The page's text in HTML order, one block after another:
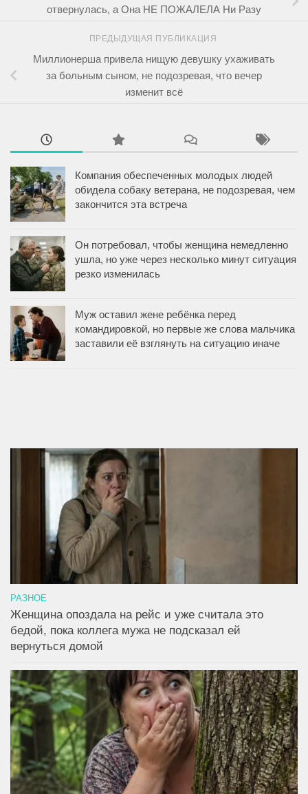
отвернулась, а Она НЕ ПОЖАЛЕЛА Ни Разу
ПРЕДЫДУЩАЯ ПУБЛИКАЦИЯ
Миллионерша привела нищую девушку ухаживать
за больным сыном, не подозревая, что вечер
изменит всё
Компания обеспеченных молодых людей
обидела собаку ветерана, не подозревая, чем
закончится эта встреча
Он потребовал, чтобы женщина немедленно
ушла, но уже через несколько минут ситуация
резко изменилась
Муж оставил жене ребёнка перед
командировкой, но первые же слова мальчика
заставили её взглянуть на ситуацию иначе
РАЗНОЕ
Женщина опоздала на рейс и уже считала это
бедой, пока коллега мужа не подсказал ей
вернуться домой